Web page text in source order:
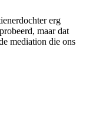
erg
maar dat
mediation die ons